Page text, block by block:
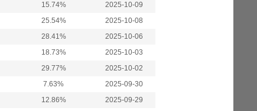
15.74%
2025-10-09
25.54%
2025-10-08
28.41%
2025-10-06
18.73%
2025-10-03
29.77%
2025-10-02
7.63%
2025-09-30
12.86%
2025-09-29